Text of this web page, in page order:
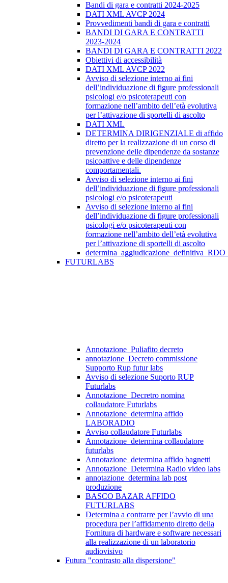
Bandi di gara e contratti 2024-2025
DATI XML AVCP 2024
Provvedimenti bandi di gara e contratti
BANDI DI GARA E CONTRATTI
2023-2024
BANDI DI GARA E CONTRATTI 2022
Obiettivi di accessibilità
DATI XML AVCP 2022
Avviso di selezione interno ai fini
dell’individuazione di figure professionali
psicologi e/o psicoterapeuti con
formazione nell’ambito dell’età evolutiva
per l’attivazione di sportelli di ascolto
DATI XML
DETERMINA DIRIGENZIALE di affido
diretto per la realizzazione di un corso di
prevenzione delle dipendenze da sostanze
psicoattive e delle dipendenze
comportamentali.
Avviso di selezione interno ai fini
dell’individuazione di figure professionali
psicologi e/o psicoterapeuti
Avviso di selezione interno ai fini
dell’individuazione di figure professionali
psicologi e/o psicoterapeuti con
formazione nell’ambito dell’età evolutiva
per l’attivazione di sportelli di ascolto
FUTURLABS
Annotazione_Puliafito decreto
annotazione_Decreto commissione
Supporto Rup futur labs
Avviso di selezione Suporto RUP
Futurlabs
Annotazione_Decretro nomina
collaudatore Futurlabs
Annotazione_determina affido
LABORADIO
Avviso collaudatore Futurlabs
Annotazione_determina collaudatore
futurlabs
Annotazione_determina affido bagnetti
Annotazione_Determina Radio video labs
annotazione_determina lab post
produzione
BASCO BAZAR AFFIDO
FUTURLABS
Determina a contrarre per l’avvio di una
procedura per l’affidamento diretto della
Fornitura di hardware e software necessari
alla realizzazione di un laboratorio
audiovisivo
Futura "contrasto alla dispersione"